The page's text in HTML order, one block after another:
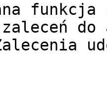
funkcja
zaleceń